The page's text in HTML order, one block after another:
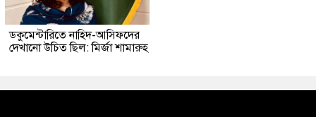
ডকুমেন্টারিতে নাহিদ-আসিফদের
দেখানো উচিত ছিল: মির্জা শামারুহ